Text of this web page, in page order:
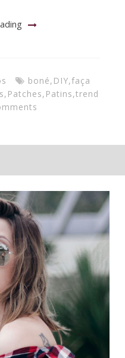
boné, DIY,faça
, Patches, Patins,trend